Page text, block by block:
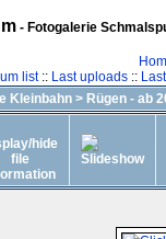
- Fotogalerie
list:: Last uploads::
Kleinbahn > Rügen - ab